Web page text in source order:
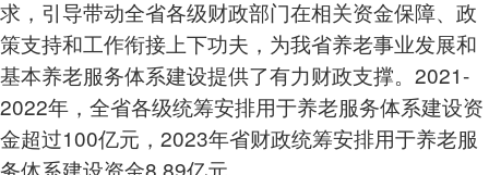
求，引导带动全省各级财政部门在相关资金保障、政
策支持和工作衔接上下功夫，为我省养老事业发展和
基本养老服务体系建设提供了有力财政支撑。2021-
2022年，全省各级统筹安排用于养老服务体系建设资
金超过100亿元，2023年省财政统筹安排用于养老服